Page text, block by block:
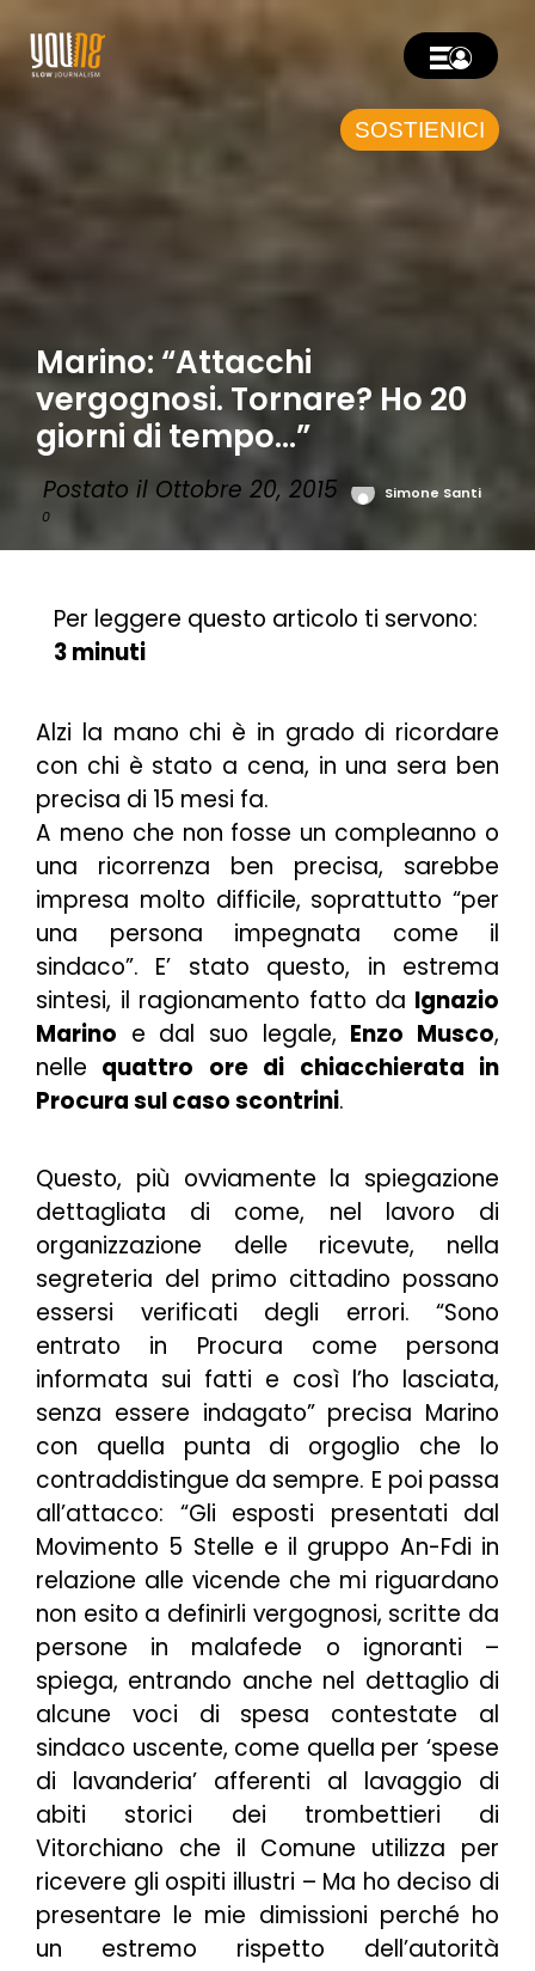
SOSTIENICI
Marino: “Attacchi
vergognosi. Tornare? Ho 20
giorni di tempo…”
Postato il Ottobre 20, 2015
Simone Santi
0
Per leggere questo articolo ti servono:
3 minuti
Alzi la mano chi è in grado di ricordare
con chi è stato a cena, in una sera ben
precisa di 15 mesi fa.
A meno che non fosse un compleanno o
una ricorrenza ben precisa, sarebbe
impresa molto difficile, soprattutto “per
una persona impegnata come il
sindaco”. E’ stato questo, in estrema
sintesi, il ragionamento fatto da Ignazio
Marino e dal suo legale, Enzo Musco,
nelle quattro ore di chiacchierata in
Procura sul caso scontrini.
Questo, più ovviamente la spiegazione
dettagliata di come, nel lavoro di
organizzazione delle ricevute, nella
segreteria del primo cittadino possano
essersi verificati degli errori. “Sono
entrato in Procura come persona
informata sui fatti e così l’ho lasciata,
senza essere indagato”precisa Marino
con quella punta di orgoglio che lo
contraddistingue da sempre. E poi passa
all’attacco: “Gli esposti presentati dal
Movimento 5 Stelle e il gruppo An-Fdi in
relazione alle vicende che mi riguardano
non esito a definirli vergognosi, scritte da
persone in malafede o ignoranti –
spiega, entrando anche nel dettaglio di
alcune voci di spesa contestate al
sindaco uscente, come quella per ‘spese
di lavanderia’ afferenti al lavaggio di
abiti storici dei trombettieri di
Vitorchiano che il Comune utilizza per
ricevere gli ospiti illustri – Ma ho deciso di
presentare le mie dimissioni perché ho
un estremo rispetto dell’autorità